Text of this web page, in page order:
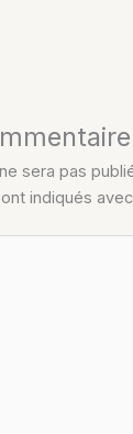
sera pas
indiqués